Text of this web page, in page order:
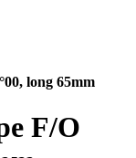
long 65mm
F/O